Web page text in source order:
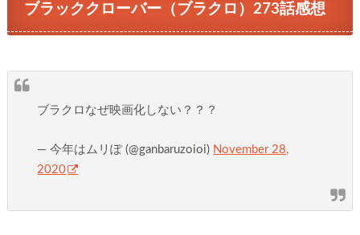
ブラッククローバー（ブラクロ）273話感想
ブラクロなぜ映画化しない？？？
— 今年はムリぽ (@ganbaruzoioi) November 28,
2020